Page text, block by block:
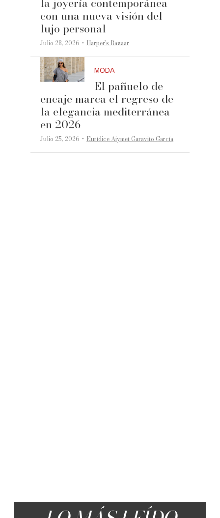
con una nueva visión del
lujo personal
Julio 28, 2026 ·Harper’s Bazaar
MODA
El pañuelo de
encaje marca el regreso de
la elegancia mediterránea
en 2026
Julio 25, 2026 ·Eurídice Aiymet Garavito García